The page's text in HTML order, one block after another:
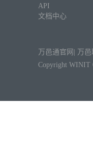
API
文档中心
万邑通官网
万邑
Copyright WINIT